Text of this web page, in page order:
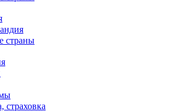
страны